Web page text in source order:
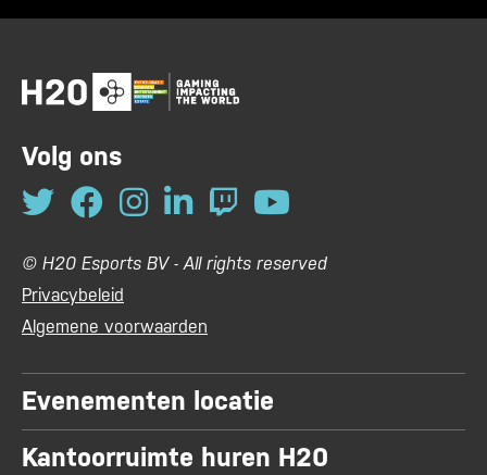
Volg ons
© H20 Esports BV - All rights reserved
Privacybeleid
Algemene voorwaarden
Evenementen locatie
Kantoorruimte huren H20